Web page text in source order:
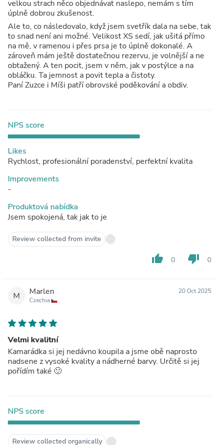
velkou strach něco objednávat naslepo, nemám s tím
úplně dobrou zkušenost.
Ale to, co následovalo, když jsem svetřík dala na sebe, tak
to snad není ani možné. Velikost XS sedí, jak ušitá přímo
na mě, v ramenou i přes prsa je to úplně dokonalé. A
zároveň mám ještě dostatečnou rezervu, je volnější a ne
obtažený. A ten pocit, jsem v něm, jak v postýlce a na
obláčku. Ta jemnost a povit tepla a čistoty.
Paní Zuzce i Míši patří obrovské poděkování a obdiv.
NPS score
Likes
Rychlost, profesionální poradenství, perfektní kvalita
Improvements
-
Produktová nabídka
Jsem spokojená, tak jak to je
Review collected from invite
thumb_up 0 thumb_down 0
M Marlen
Czechia
20 Oct 2025
Velmi kvalitní
Kamarádka si jej nedávno koupila a jsme obě naprosto
nadsene z vysoké kvality a nádherné barvy. Určitě si jej
pořídím také 🙂
NPS score
Review collected organically